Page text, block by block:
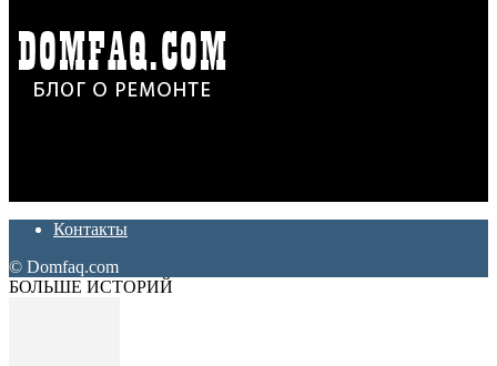
Контакты
© Domfaq.com
БОЛЬШЕ ИСТОРИЙ